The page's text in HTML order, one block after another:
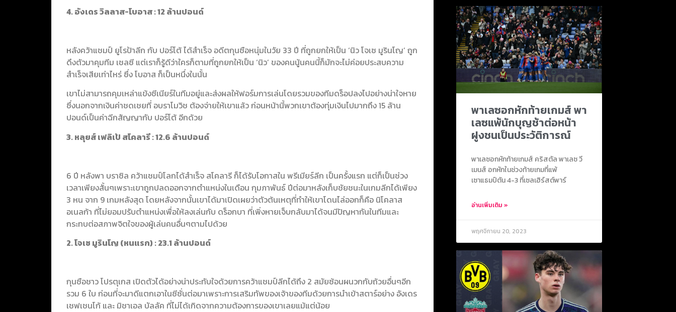
4. อังเดร วิลลาส-โบอาส : 12 ล้านปอนด์
หลังคว้าแชมป์ ยูโรป้าลีก กับ ปอร์โต้ ได้สำเร็จ อดีตกุนซือหนุ่มในวัย 33 ปี ที่ถูกยกให้เป็น ‘นิว โจเซ มูรินโญ’ ถูก
ดึงตัวมาคุมทีม เชลซี แต่เราก็รู้ดีว่าใครก็ตามที่ถูกยกให้เป็น ‘นิว’ ของคนนู้นคนนี้ก็มักจะไม่ค่อยประสบความ
สำเร็จเสียเท่าไหร่ ซึ่ง โบอาส ก็เป็นหนึ่งในนั้น
เขาไม่สามารถคุมเหล่าแข้งซีเนียร์ในทีมอยู่และส่งผลให้ฟอร์มการเล่นโดยรวมของทีมดร็อปลงไปอย่างน่าใจหาย
ซึ่งนอกจากเงินค่าชดเชยที่ อบราโมวิช ต้องจ่ายให้เขาแล้ว ก่อนหน้านี้พวกเขาต้องทุ่มเงินไปมากถึง 15 ล้าน
ปอนด์เป็นค่าฉีกสัญญากับ ปอร์โต้ อีกด้วย
3. หลุยส์ เฟลิเป้ สโคลารี : 12.6 ล้านปอนด์
6 ปี หลังพา บราซิล คว้าแชมป์โลกได้สำเร็จ สโคลารี ก็ได้รับโอกาสใน พรีเมียร์ลีก เป็นครั้งแรก แต่ก็เป็นช่วง
เวลาเพียงสั้นๆเพราะเขาถูกปลดออกจากตำแหน่งในเดือน กุมภาพันธ์ ปีต่อมาหลังเก็บชัยชนะในเกมลีกได้เพียง
3 หน จาก 9 เกมหลังสุด โดยหลังจากนั้นเขาได้มาเปิดเผยว่าตัวต้นเหตุที่ทำให้เขาโดนไล่ออกก็คือ นิโคลาส
อเนลก้า ที่ไม่ยอมปรับตำแหน่งเพื่อให้ลงเล่นกับ ดร็อกบา ที่เพิ่งหายเจ็บกลับมาได้จนมีปัญหากันในทีมและ
กระทบต่อสภาพจิตใจของผู้เล่นคนอื่นๆตามไปด้วย
2. โจเซ มูรินโญ (หนแรก) : 23.1 ล้านปอนด์
กุนซือชาว โปรตุเกส เปิดตัวได้อย่างน่าประทับใจด้วยการคว้าแชมป์ลีกได้ถึง 2 สมัยซ้อนผนวกกับถ้วยอื่นๆอีก
รวม 6 ใบ ก่อนที่จะมาดีแตกเอาในซีซั่นต่อมาเพราะการเสริมทัพของเจ้าของทีมด้วยการนำเข้าสตาร์อย่าง อังเดร
เชฟเชนโก้ และ มิชาเอล บัลลัค ที่ไม่ได้เกิดจากความต้องการของเขาเลยแม้แต่น้อย
พาเลซอกหักท้ายเกมส์ พา
เลซแพ้นักบุญช้าต่อหน้า
ฝูงชนเป็นประวัติการณ์
พาเลซอกหักท้ายเกมส์ คริสตัล พาเลซ วี
เมนส์ อกหักในช่วงท้ายเกมที่แพ้
เซาแธมป์ตัน 4-3 ที่เซลเฮิร์สต์พาร์
อ่านเพิ่มเติม »
พฤศจิกายน 20, 2023